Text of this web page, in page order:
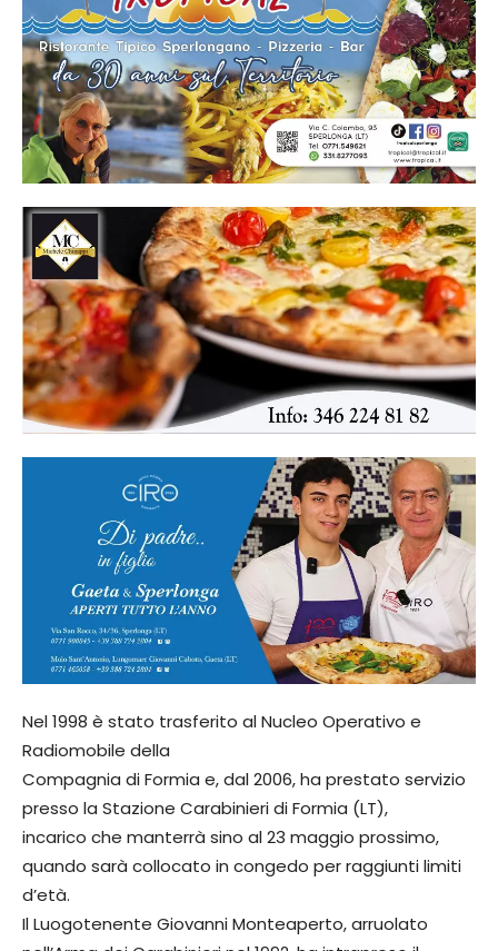
Nel 1998 è stato trasferito al Nucleo Operativo e
Radiomobile della
Compagnia di Formia e, dal 2006, ha prestato servizio
presso la Stazione Carabinieri di Formia (LT),
incarico che manterrà sino al 23 maggio prossimo,
quando sarà collocato in congedo per raggiunti limiti
d’età.
Il Luogotenente Giovanni Monteaperto, arruolato